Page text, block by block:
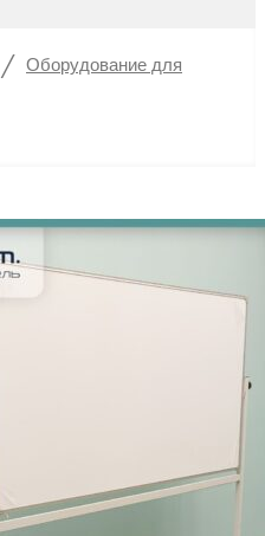
/ Оборудование для